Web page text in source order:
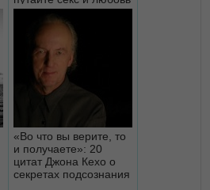
и н...
«Во что вы верите, то
и получаете»: 20
цитат Джона Кехо о
секретах подсознания